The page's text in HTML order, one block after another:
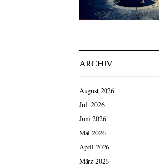
ARCHIV
August 2026
Juli 2026
Juni 2026
Mai 2026
April 2026
März 2026